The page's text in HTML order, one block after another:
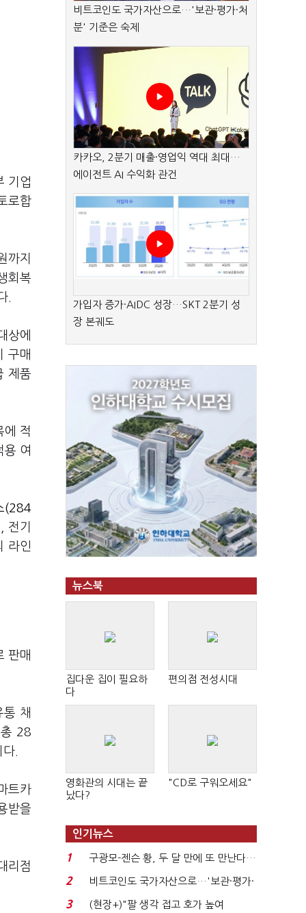
기업
로합
까지
회복
.
상에
구매
제품
에 적
용 여
(284
전기
라인
판매
채
28
.
트카
받을
리점
비트코인도 국가자산으로…'보관·평가·처
분' 기준은 숙제
카카오, 2분기 매출·영업익 역대 최대…
에이전트 AI 수익화 관건
가입자 증가·AIDC 성장…SKT 2분기 성
장 본궤도
뉴스북
집다운 집이 필요하
다
편의점 전성시대
영화관의 시대는 끝
났다?
"CD로 구워오세요"
인기뉴스
1
구광모-젠슨 황, 두 달 만에 또 만난다…
로봇·AI 등 논...
2
비트코인도 국가자산으로…'보관·평가·
처분' 기준은 ...
3
(현장+)"팔 생각 접고 호가 높여